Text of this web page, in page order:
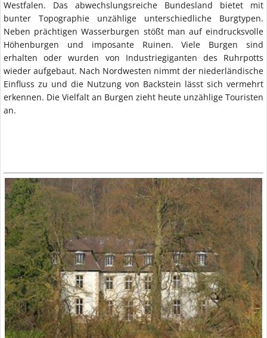
Westfalen. Das abwechslungsreiche Bundesland bietet mit
bunter Topographie unzählige unterschiedliche Burgtypen.
Neben prächtigen Wasserburgen stößt man auf eindrucksvolle
Höhenburgen und imposante Ruinen. Viele Burgen sind
erhalten oder wurden von Industriegiganten des Ruhrpotts
wieder aufgebaut. Nach Nordwesten nimmt der niederländische
Einfluss zu und die Nutzung von Backstein lässt sich vermehrt
erkennen. Die Vielfalt an Burgen zieht heute unzählige Touristen
an.